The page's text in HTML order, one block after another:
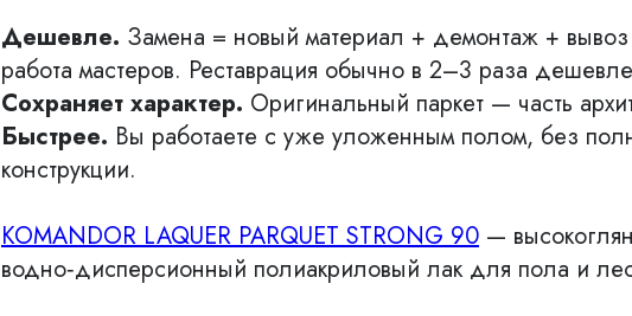
Дешевле. Замена = новый материал + демонтаж + вывоз
работа мастеров. Реставрация обычно в 2–3 раза
Сохраняет характер. Оригинальный паркет — часть
Быстрее. Вы работаете с уже уложенным полом, без
конструкции.
KOMANDOR LAQUER PARQUET STRONG 90 —
водно‑дисперсионный полиакриловый лак для пола и